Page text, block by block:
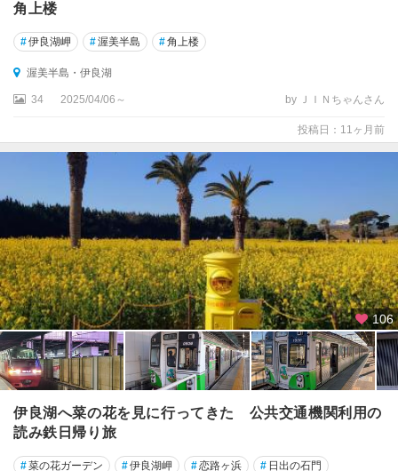
角上楼
#伊良湖岬 #渥美半島 #角上楼
渥美半島・伊良湖
34 2025/04/06～ by ＪＩＮちゃんさん
投稿日：11ヶ月前
106
伊良湖へ菜の花を見に行ってきた 公共交通機関利用の
読み鉄日帰り旅
#菜の花ガーデン #伊良湖岬 #恋路ヶ浜 # 日出の石門